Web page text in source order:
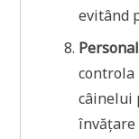
evitând
câinelui
învățare